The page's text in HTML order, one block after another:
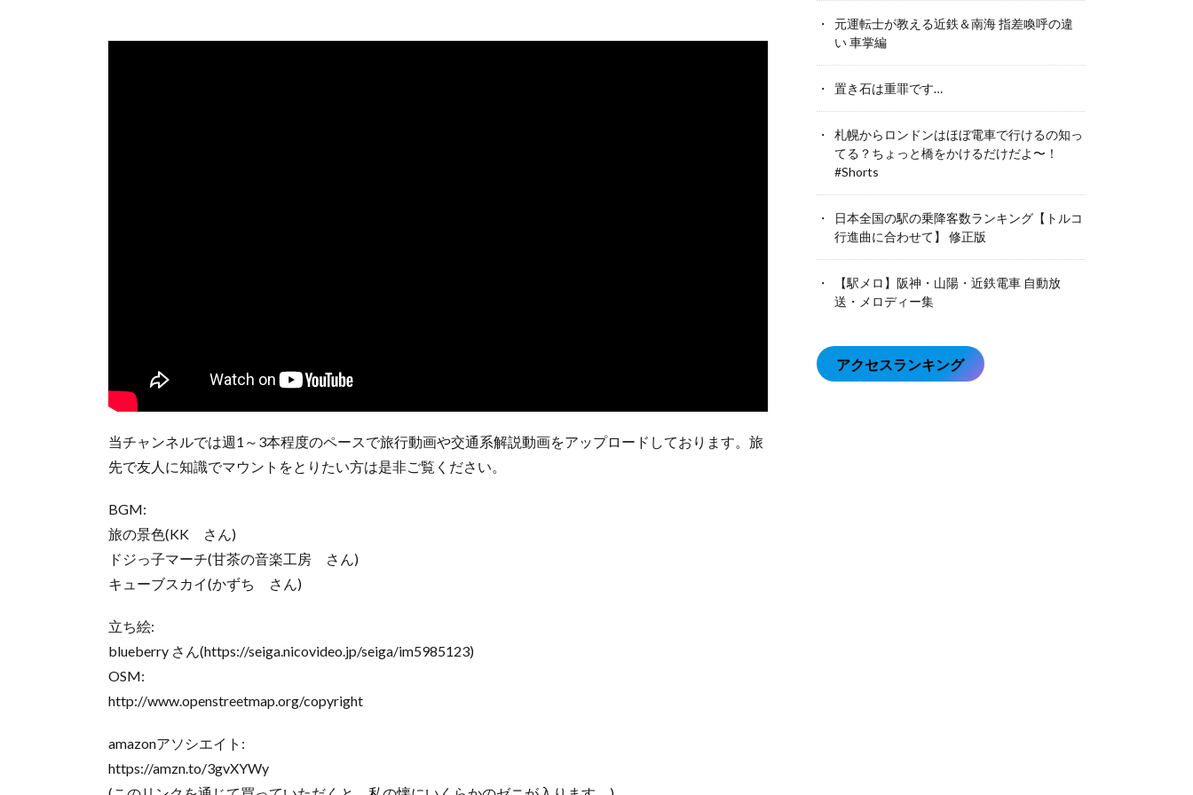
当チャンネルでは週1～3本程度のペースで旅行動画や交通系解説動画をアップロードしております。旅
先で友人に知識でマウントをとりたい方は是非ご覧ください。
BGM:
旅の景色(KK さん)
ドジっ子マーチ(甘茶の音楽工房 さん)
キューブスカイ(かずち さん)
立ち絵:
blueberry さん(https://seiga.nicovideo.jp/seiga/im5985123)
OSM:
http://www.openstreetmap.org/copyright
amazonアソシエイト:
https://amzn.to/3gvXYWy
元運転士が教える近鉄＆南海 指差喚呼の違
い 車掌編
置き石は重罪です…
札幌からロンドンはほぼ電車で行けるの知っ
てる？ちょっと橋をかけるだけだよ〜！
#Shorts
日本全国の駅の乗降客数ランキング【トルコ
行進曲に合わせて】 修正版
【駅メロ】阪神・山陽・近鉄電車 自動放
送・メロディー集
アクセスランキング